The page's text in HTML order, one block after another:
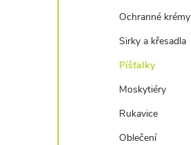
Ochranné krémy
Sirky a křesadla
Píšťalky
Moskytiéry
Rukavice
Oblečení